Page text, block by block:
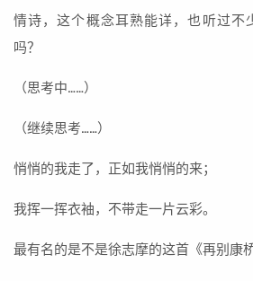
情诗，这个概念耳熟能详，也听过不
吗？
（思考中……）
（继续思考……）
悄悄的我走了，正如我悄悄的来；
我挥一挥衣袖，不带走一片云彩。
最有名的是不是徐志摩的这首《再别康